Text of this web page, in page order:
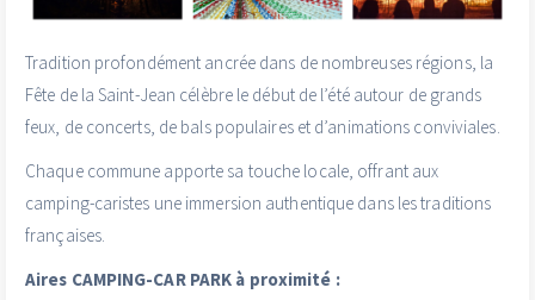
Tradition profondément ancrée dans de nombreuses régions, la
Fête de la Saint-Jean célèbre le début de l’été autour de grands
feux, de concerts, de bals populaires et d’animations conviviales.
Chaque commune apporte sa touche locale, offrant aux
camping-caristes une immersion authentique dans les traditions
françaises.
Aires CAMPING-CAR PARK à proximité :